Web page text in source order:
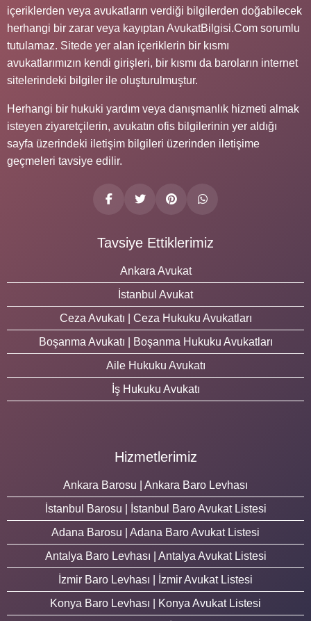
içeriklerden veya avukatların verdiği bilgilerden doğabilecek
herhangi bir zarar veya kayıptan AvukatBilgisi.Com sorumlu
tutulamaz. Sitede yer alan içeriklerin bir kısmı
avukatlarımızın kendi girişleri, bir kısmı da baroların internet
sitelerindeki bilgiler ile oluşturulmuştur.
Herhangi bir hukuki yardım veya danışmanlık hizmeti almak
isteyen ziyaretçilerin, avukatın ofis bilgilerinin yer aldığı
sayfa üzerindeki iletişim bilgileri üzerinden iletişime
geçmeleri tavsiye edilir.
Tavsiye Ettiklerimiz
Ankara Avukat
İstanbul Avukat
Ceza Avukatı | Ceza Hukuku Avukatları
Boşanma Avukatı | Boşanma Hukuku Avukatları
Aile Hukuku Avukatı
İş Hukuku Avukatı
Hizmetlerimiz
Ankara Barosu | Ankara Baro Levhası
İstanbul Barosu | İstanbul Baro Avukat Listesi
Adana Barosu | Adana Baro Avukat Listesi
Antalya Baro Levhası | Antalya Avukat Listesi
İzmir Baro Levhası | İzmir Avukat Listesi
Konya Baro Levhası | Konya Avukat Listesi